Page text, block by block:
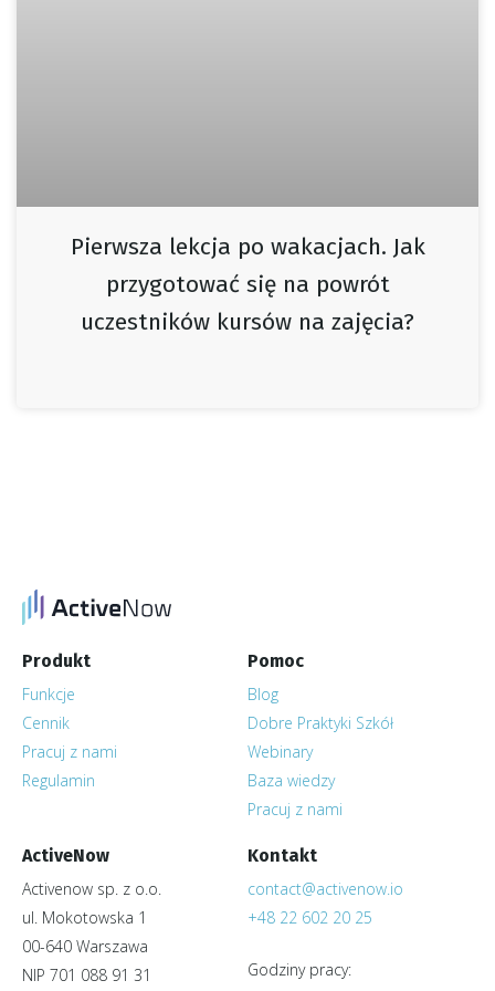
Pierwsza lekcja po wakacjach. Jak
przygotować się na powrót
uczestników kursów na zajęcia?
Produkt
Funkcje
Cennik
Pracuj z nami
Regulamin
Pomoc
Blog
Dobre Praktyki Szkół
Webinary
Baza wiedzy
Pracuj z nami
ActiveNow
Activenow sp. z o.o.
ul. Mokotowska 1
00-640 Warszawa
NIP 701 088 91 31
Kontakt
contact@activenow.io
+48 22 602 20 25
Godziny pracy: